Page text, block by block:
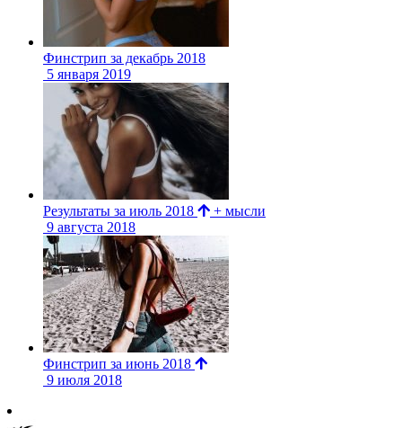
Финстрип за декабрь 2018
5 января 2019
Результаты за июль 2018
+ мысли
9 августа 2018
Финстрип за июнь 2018
9 июля 2018